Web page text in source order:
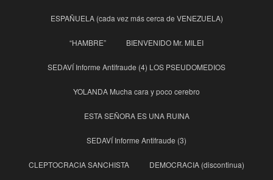
ESPAÑUELA (cada vez más cerca de VENEZUELA)
“HAMBRE” BIENVENIDO Mr. MILEI
SEDAVÍ Informe Antifraude (4) LOS PSEUDOMEDIOS
YOLANDA Mucha cara y poco cerebro
ESTA SEÑORA ES UNA RUINA
SEDAVÍ Informe Antifraude (3)
CLEPTOCRACIA SANCHISTA DEMOCRACIA (discontinua)